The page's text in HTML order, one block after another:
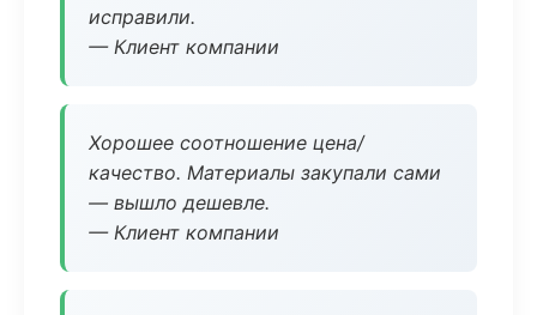
исправили.
— Клиент компании
Хорошее соотношение цена/
качество. Материалы закупали сами
— вышло дешевле.
— Клиент компании